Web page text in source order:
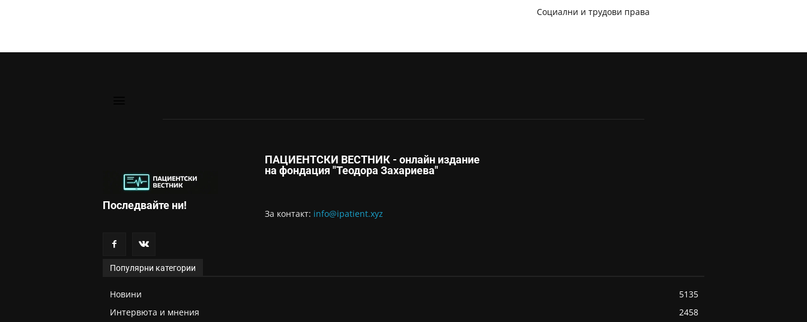
Социални и трудови права
Последвайте ни!
ПАЦИЕНТСКИ ВЕСТНИК - онлайн издание
на фондация "Теодора Захариева"
За контaкт: info@ipatient.xyz
Популярни категории
Новини
5135
Интервюта и мнения
2458